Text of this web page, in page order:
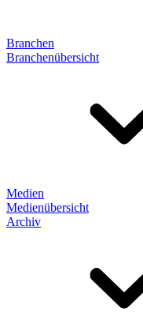
Branchen
Branchenübersicht
Medien
Medienübersicht
Archiv